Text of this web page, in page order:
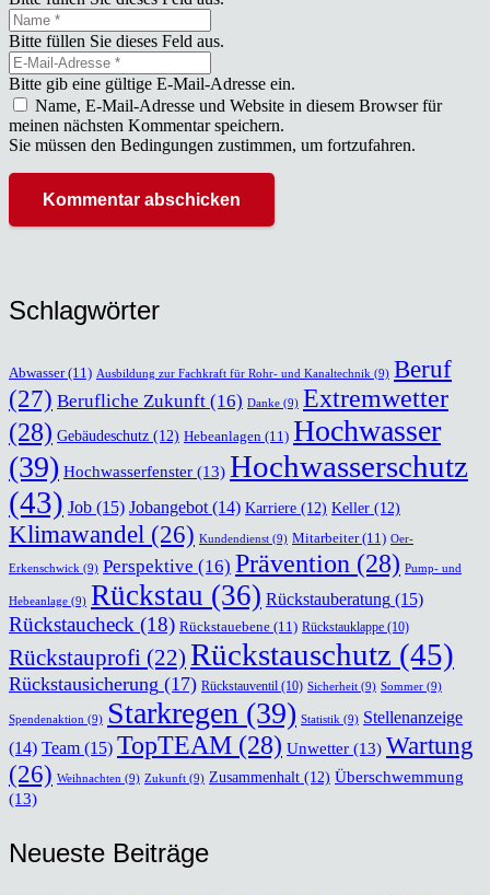
Bitte füllen Sie dieses Feld aus.
Bitte gib eine gültige E-Mail-Adresse ein.
Name, E-Mail-Adresse und Website in diesem Browser für
meinen nächsten Kommentar speichern.
Sie müssen den Bedingungen zustimmen, um fortzufahren.
Kommentar abschicken
Schlag­wör­ter
Abwasser(11) Ausbildung zur Fachkraft für Rohr- und Kanaltechnik (9) Beruf
(27) Berufliche Zukunft (16) Danke (9) Extremwetter
(28) Gebäudeschutz (12) Hebeanlagen (11) Hochwasser
(39) Hochwasserfenster (13) Hochwasserschutz
(43) Job (15) Jobangebot (14) Karriere (12) Keller (12)
Klimawandel (26) Kundendienst (9) Mitarbeiter(11) Oer-
Erkenschwick (9) Perspektive (16) Prävention (28) Pump- und
Hebeanlage (9) Rückstau (36) Rückstauberatung (15)
Rückstaucheck (18) Rückstauebene (11) Rückstauklappe (10)
Rückstauprofi (22) Rückstauschutz (45)
Rückstausicherung (17) Rückstauventil (10) Sicherheit (9) Sommer (9)
Spendenaktion (9) Starkregen (39) Statistik (9) Stellenanzeige
(14) Team (15) TopTEAM (28) Unwetter (13) Wartung
(26) Weihnachten (9) Zukunft (9) Zusammenhalt (12) Überschwemmung
(13)
Neu­es­te Bei­trä­ge